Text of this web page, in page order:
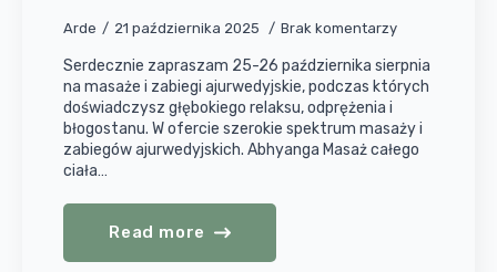
Arde 21 października 2025 Brak komentarzy
Serdecznie zapraszam 25-26 października sierpnia
na masaże i zabiegi ajurwedyjskie, podczas których
doświadczysz głębokiego relaksu, odprężenia i
błogostanu. W ofercie szerokie spektrum masaży i
zabiegów ajurwedyjskich. Abhyanga Masaż całego
ciała…
Read more